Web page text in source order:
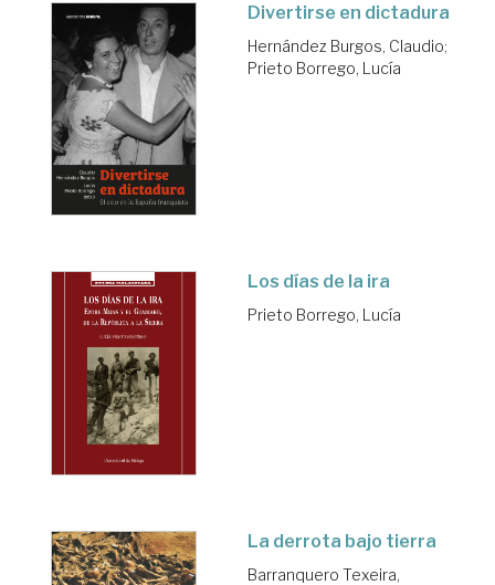
Divertirse en dictadura
Hernández Burgos, Claudio;
Prieto Borrego, Lucía
Los días de la ira
Prieto Borrego, Lucía
La derrota bajo tierra
Barranquero Texeira,